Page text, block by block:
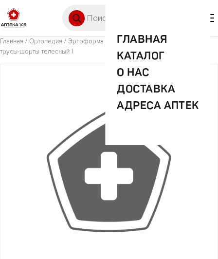
ГЛАВНАЯ
КАТАЛОГ
О НАС
ДОСТАВКА
АДРЕСА АПТЕК
Главная / Ортопедия / Эргоформа корректирующее белье 410285
трусы-шорты телесный l